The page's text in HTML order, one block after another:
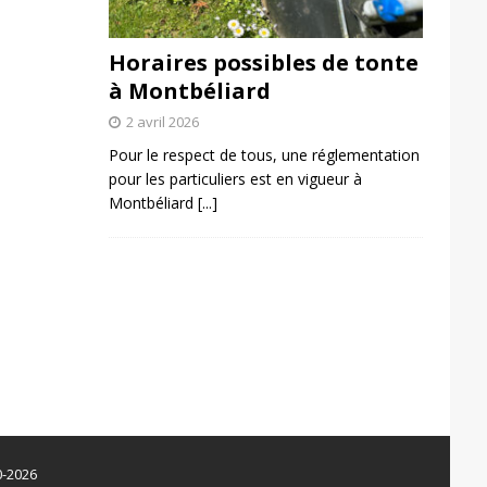
Horaires possibles de tonte
à Montbéliard
2 avril 2026
Pour le respect de tous, une réglementation
pour les particuliers est en vigueur à
Montbéliard [...]
2026